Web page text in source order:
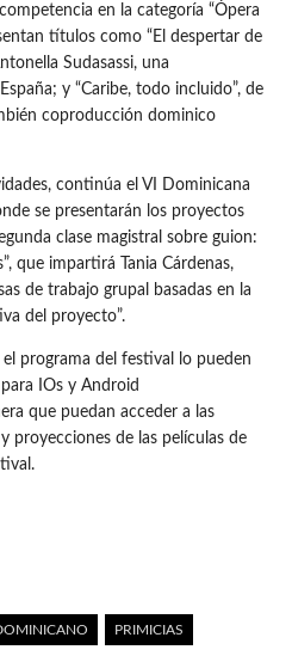
en la categoría “Ópera
títulos como “El despertar de
Sudasassi, una
y “Caribe, todo incluido”, de
coproducción dominico
continúa el VI Dominicana
se presentarán los proyectos
clase magistral sobre guion:
que impartirá Tania Cárdenas,
de trabajo grupal basadas en la
del proyecto”.
programa del festival lo pueden
IOs y Android
que puedan acceder a las
proyecciones de las películas de
PRIMICIAS